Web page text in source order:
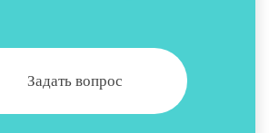
Задать вопрос